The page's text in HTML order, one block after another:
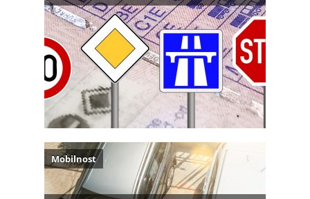
Mobilnost